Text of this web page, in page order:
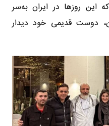
این روزها در ایران به‌سر
دوست قدیمی خود دیدار